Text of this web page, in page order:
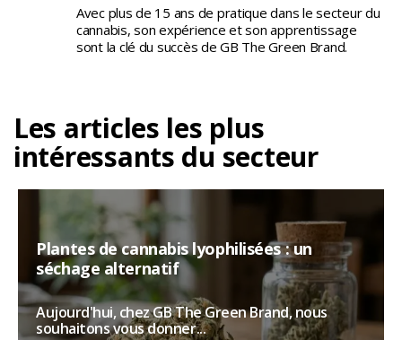
Avec plus de 15 ans de pratique dans le secteur du
cannabis, son expérience et son apprentissage
sont la clé du succès de GB The Green Brand.
Les articles les plus
intéressants du secteur
Plantes de cannabis lyophilisées : un
séchage alternatif
Aujourd'hui, chez GB The Green Brand, nous
souhaitons vous donner...